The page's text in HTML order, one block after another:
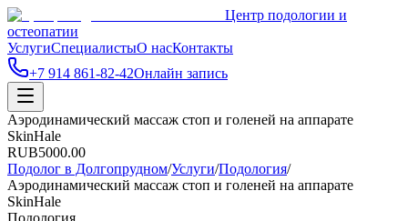
Центр подологии и
остеопатии
УслугиСпециалистыО насКонтакты
+7 914 861-82-42Онлайн запись
Аэродинамический массаж стоп и голеней на аппарате
SkinHale
RUB5000.00
Подолог в Долгопрудном/Услуги/Подология/
Аэродинамический массаж стоп и голеней на аппарате
SkinHale
Подология